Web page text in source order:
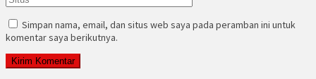
Simpan nama, email, dan situs web saya pada peramban ini untuk
komentar saya berikutnya.